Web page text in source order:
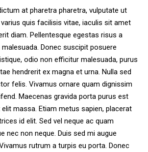
at pharetra pharetra, vulputate ut
quis facilisis vitae, iaculis sit amet
diam. Pellentesque egestas risus a
Donec suscipit posuere
odio non efficitur malesuada, purus
hendrerit ex magna et urna. Nulla sed
felis. Vivamus ornare quam dignissim
Maecenas gravida porta purus est
massa. Etiam metus sapien, placerat
id elit. Sed vel neque ac quam
nec non neque. Duis sed mi augue
rutrum a turpis eu porta. Donec